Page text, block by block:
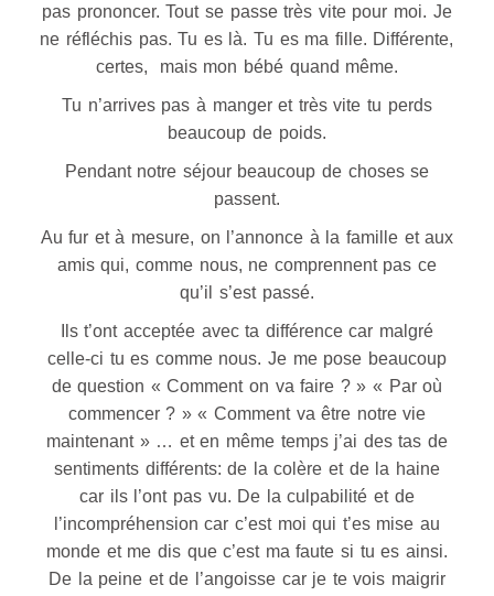
pas prononcer. Tout se passe très vite pour moi. Je
ne réfléchis pas. Tu es là. Tu es ma fille. Différente,
certes, mais mon bébé quand même.
Tu n’arrives pas à manger et très vite tu perds
beaucoup de poids.
Pendant notre séjour beaucoup de choses se
passent.
Au fur et à mesure, on l’annonce à la famille et aux
amis qui, comme nous, ne comprennent pas ce
qu’il s’est passé.
Ils t’ont acceptée avec ta différence car malgré
celle-ci tu es comme nous. Je me pose beaucoup
de question « Comment on va faire ? » « Par où
commencer ? » « Comment va être notre vie
maintenant » … et en même temps j’ai des tas de
sentiments différents: de la colère et de la haine
car ils l’ont pas vu. De la culpabilité et de
l’incompréhension car c’est moi qui t’es mise au
monde et me dis que c’est ma faute si tu es ainsi.
De la peine et de l’angoisse car je te vois maigrir